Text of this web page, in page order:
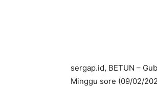
sergap.id, BETUN –
Minggu sore (09/02/